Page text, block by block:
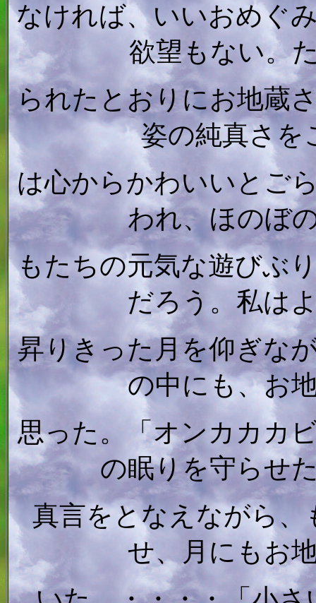
なければ、いいおめぐ
欲望もない。
られたとおりにお地蔵
姿の純真さを
は心からかわいいとご
われ、ほのぼ
もたちの元気な遊びぶ
だろう。私は
昇りきった月を仰ぎな
の中にも、お
思った。「オンカカカ
の眠りを守らせ
真言をとなえながら
せ、月にもお